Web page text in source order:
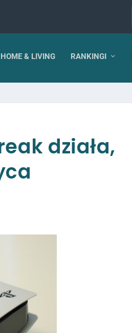
HOME & LIVING RANKINGI
działa,